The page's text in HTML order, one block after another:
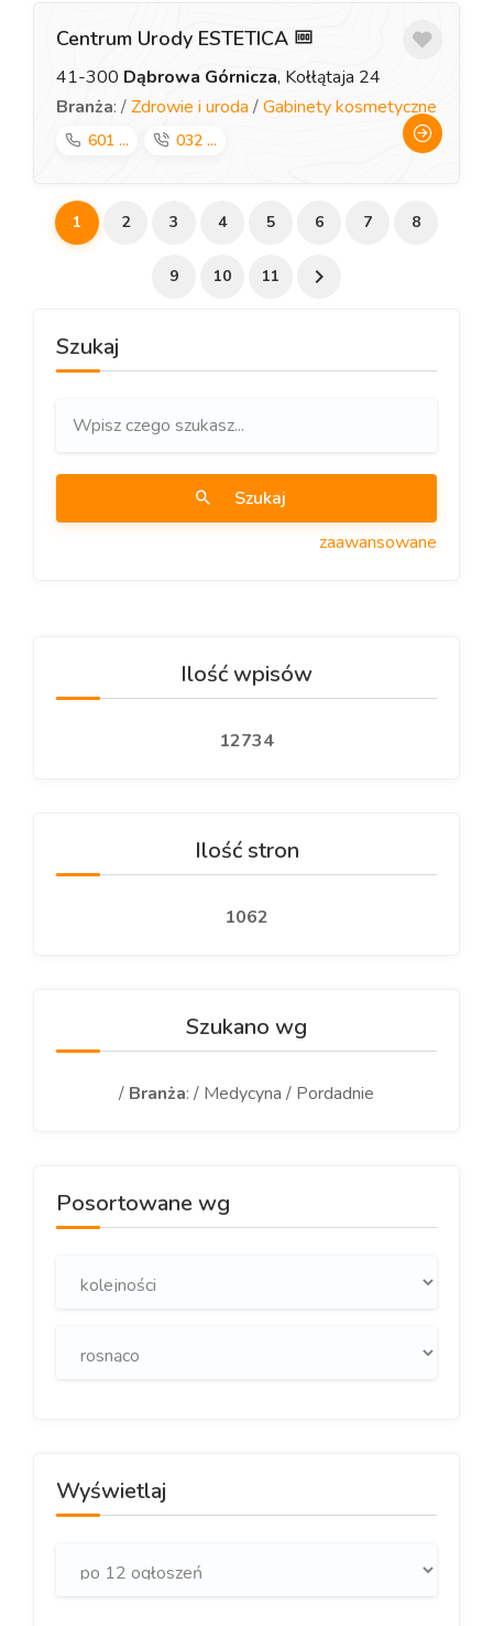
Centrum Urody ESTETICA
41-300 Dąbrowa Górnicza, Kołłątaja 24
Branża: /Zdrowie i uroda /Gabinety kosmetyczne
601 ... 032 ...
1 2 3 4 5 6 7 8
9 10 11
Szukaj
Szukaj
zaawansowane
Ilość wpisów
12734
Ilość stron
1062
Szukano wg
/ Branża: / Medycyna / Pordadnie
Posortowane wg
Wyświetlaj